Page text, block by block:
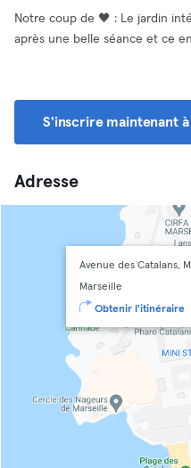
Notre coup de 🖤 : Le jardin
après une belle séance et ce
S'inscrire maintenant
Adresse
Avenue des Catalans,
Marseille
Obtenir l'itinéraire